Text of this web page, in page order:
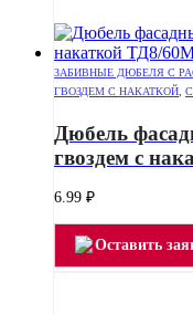
ЗАБИВНЫЕ ДЮБЕЛЯ С
ГВОЗДЕМ С НАКАТКОЙ
Дюбель
гвоздем с
6.99 ₽
Оставить